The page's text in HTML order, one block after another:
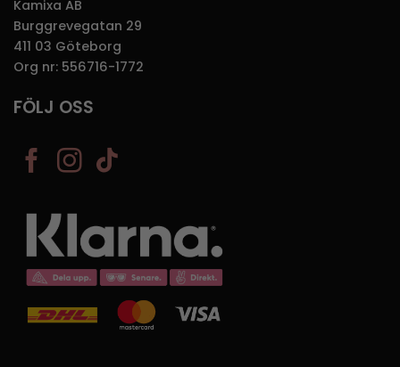
Kamixa AB
Burggrevegatan 29
411 03 Göteborg
Org nr: 556716-1772
FÖLJ OSS